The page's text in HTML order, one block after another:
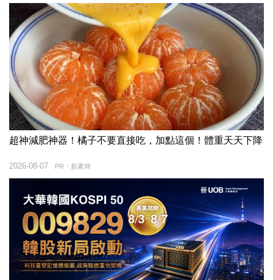
超神減肥神器！橘子不要直接吃，加點這個！體重天天下降
PR・新素簡
2026-08-07